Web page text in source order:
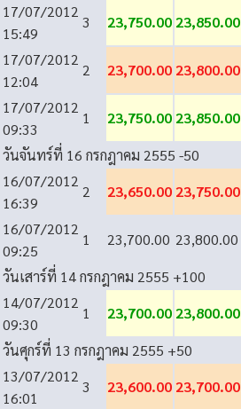
17/07/2012
15:49
3 23,750.00 23,850.00
17/07/2012
12:04
2 23,700.00 23,800.00
17/07/2012
09:33
1 23,750.00 23,850.00
วันจันทร์ที่ 16 กรกฎาคม 2555 -50
16/07/2012
16:39
2 23,650.00 23,750.00
16/07/2012
09:25
1 23,700.00 23,800.00
วันเสาร์ที่ 14 กรกฎาคม 2555 +100
14/07/2012
09:30
1 23,700.00 23,800.00
วันศุกร์ที่ 13 กรกฎาคม 2555 +50
13/07/2012
16:01
3 23,600.00 23,700.00